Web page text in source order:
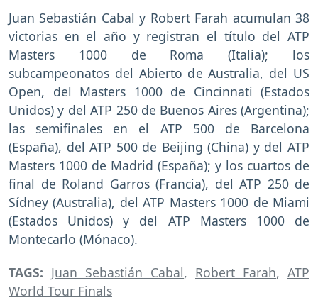
Juan Sebastián Cabal y Robert Farah acumulan 38
victorias en el año y registran el título del ATP
Masters 1000 de Roma (Italia); los
subcampeonatos del Abierto de Australia, del US
Open, del Masters 1000 de Cincinnati (Estados
Unidos) y del ATP 250 de Buenos Aires (Argentina);
las semifinales en el ATP 500 de Barcelona
(España), del ATP 500 de Beijing (China) y del ATP
Masters 1000 de Madrid (España); y los cuartos de
final de Roland Garros (Francia), del ATP 250 de
Sídney (Australia), del ATP Masters 1000 de Miami
(Estados Unidos) y del ATP Masters 1000 de
Montecarlo (Mónaco).
TAGS: Juan Sebastián Cabal, Robert Farah, ATP
World Tour Finals